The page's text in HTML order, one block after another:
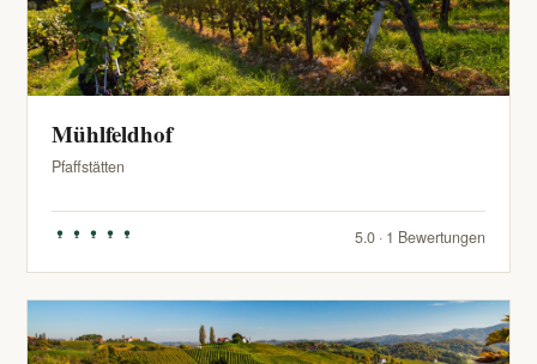
Mühlfeldhof
Pfaffstätten
5.0 · 1 Bewertungen